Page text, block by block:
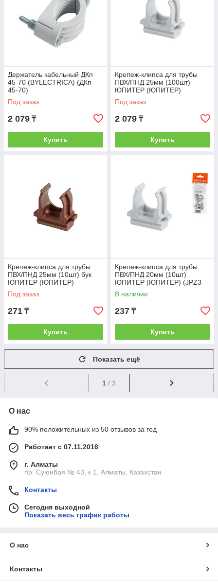
Держатель кабельный ДКп
45-70 (BYLECTRICA) (ДКп
45-70)
Под заказ
2 079 ₸
Купить
Крепеж-клипса для трубы
ПВХ/ПНД 25мм (100шт)
ЮПИТЕР (ЮПИТЕР)
(JP3120-03)
Под заказ
2 079 ₸
Купить
Крепеж-клипса для трубы
ПВХ/ПНД 25мм (10шт) бук
ЮПИТЕР (ЮПИТЕР)
(JP3120-22)
Под заказ
271 ₸
Купить
Крепеж-клипса для трубы
ПВХ/ПНД 20мм (10шт)
ЮПИТЕР (ЮПИТЕР) (JPZ3-
3120-02-10)
В наличии
237 ₸
Купить
Показать ещё
1 / 3
О нас
90% положительных из 50 отзывов за год
Работает с 07.11.2016
г. Алматы
пр. Суюнбая № 43, к 1, Алматы, Казахстан
Контакты
Сегодня выходной
Показать весь график работы
О нас
Контакты